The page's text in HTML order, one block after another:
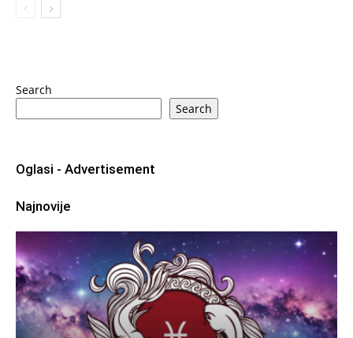
Search
Search
Oglasi - Advertisement
Najnovije